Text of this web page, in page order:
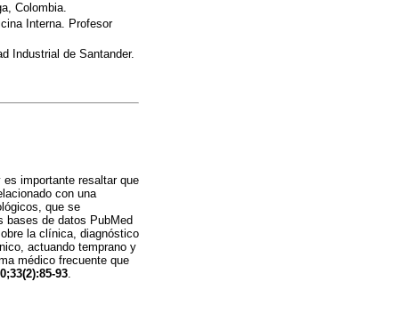
Colombia.
Interna. Profesor
Industrial de Santander.
importante resaltar que
con una
que se
bases de datos PubMed
la clínica, diagnóstico
actuando temprano y
médico frecuente que
93.